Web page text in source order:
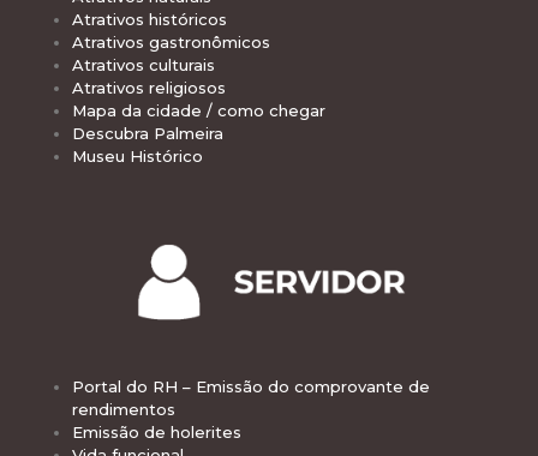
Atrativos históricos
Atrativos gastronômicos
Atrativos culturais
Atrativos religiosos
Mapa da cidade / como chegar
Descubra Palmeira
Museu Histórico
Portal do RH – Emissão do comprovante de
rendimentos
Emissão de holerites